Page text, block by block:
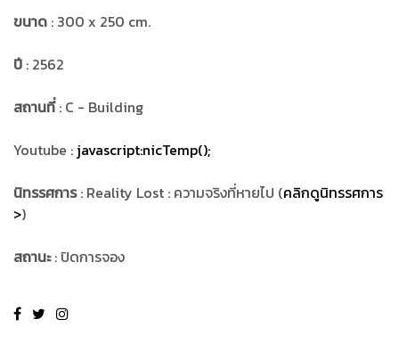
ขนาด : 300 x 250 cm.
ปี : 2562
สถานที่: C - Building
Youtube : javascript:nicTemp();
นิทรรศการ: Reality Lost : ความจริงที่หายไป (คลิกดูนิทรรศการ
>)
สถานะ: ปิดการจอง